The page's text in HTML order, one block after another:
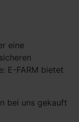
eine
E-FARM bietet
bei uns gekauft